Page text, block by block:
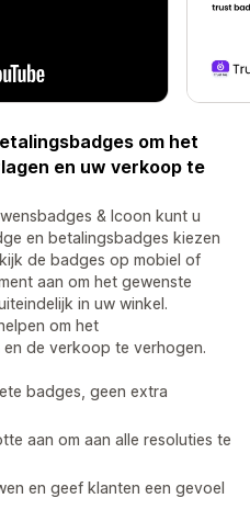
om het
en uw verkoop te
& Icoon kunt u
en betalingsbadges kiezen
de badges op mobiel of
aan om het gewenste
in uw winkel.
om het
de verkoop te verhogen.
badges, geen extra
aan om aan alle resoluties te
en geef klanten een gevoel